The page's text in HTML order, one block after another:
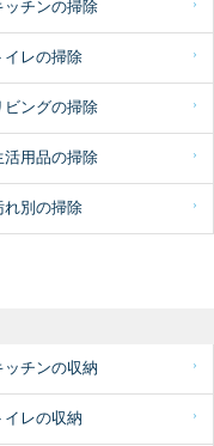
ッチンの掃除
イレの掃除
ビングの掃除
活用品の掃除
れ別の掃除
ッチンの収納
イレの収納